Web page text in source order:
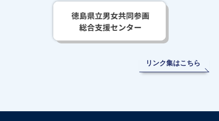
リンク集はこちら